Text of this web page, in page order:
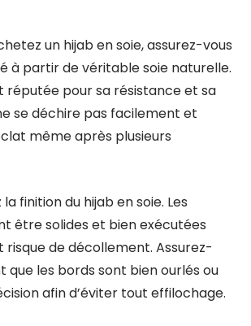
un hijab en soie, assurez-vous
à partir de véritable soie naturelle.
réputée pour sa résistance et sa
se déchire pas facilement et
même après plusieurs
finition du hijab en soie. Les
être solides et bien exécutées
de décollement. Assurez-
que les bords sont bien ourlés ou
afin d’éviter tout effilochage.